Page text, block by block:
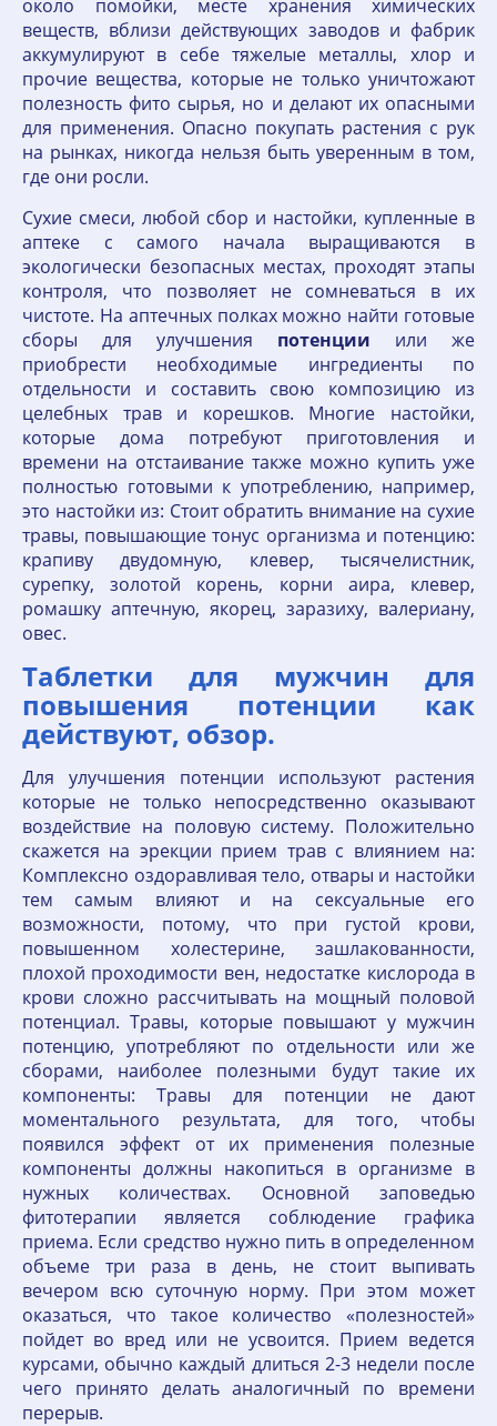
около помойки, месте хранения химических
веществ, вблизи действующих заводов и фабрик
аккумулируют в себе тяжелые металлы, хлор и
прочие вещества, которые не только уничтожают
полезность фито сырья, но и делают их опасными
для применения. Опасно покупать растения с рук
на рынках, никогда нельзя быть уверенным в том,
где они росли.
Сухие смеси, любой сбор и настойки, купленные в
аптеке с самого начала выращиваются в
экологически безопасных местах, проходят этапы
контроля, что позволяет не сомневаться в их
чистоте. На аптечных полках можно найти готовые
сборы для улучшения потенции или же
приобрести необходимые ингредиенты по
отдельности и составить свою композицию из
целебных трав и корешков. Многие настойки,
которые дома потребуют приготовления и
времени на отстаивание также можно купить уже
полностью готовыми к употреблению, например,
это настойки из: Стоит обратить внимание на сухие
травы, повышающие тонус организма и потенцию:
крапиву двудомную, клевер, тысячелистник,
сурепку, золотой корень, корни аира, клевер,
ромашку аптечную, якорец, заразиху, валериану,
овес.
Таблетки для мужчин для
повышения потенции как
действуют, обзор.
Для улучшения потенции используют растения
которые не только непосредственно оказывают
воздействие на половую систему. Положительно
скажется на эрекции прием трав с влиянием на:
Комплексно оздоравливая тело, отвары и настойки
тем самым влияют и на сексуальные его
возможности, потому, что при густой крови,
повышенном холестерине, зашлакованности,
плохой проходимости вен, недостатке кислорода в
крови сложно рассчитывать на мощный половой
потенциал. Травы, которые повышают у мужчин
потенцию, употребляют по отдельности или же
сборами, наиболее полезными будут такие их
компоненты: Травы для потенции не дают
моментального результата, для того, чтобы
появился эффект от их применения полезные
компоненты должны накопиться в организме в
нужных количествах. Основной заповедью
фитотерапии является соблюдение графика
приема. Если средство нужно пить в определенном
объеме три раза в день, не стоит выпивать
вечером всю суточную норму. При этом может
оказаться, что такое количество «полезностей»
пойдет во вред или не усвоится. Прием ведется
курсами, обычно каждый длиться 2-3 недели после
чего принято делать аналогичный по времени
перерыв.